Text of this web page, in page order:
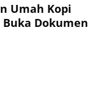
Umah Kopi
Dokumen